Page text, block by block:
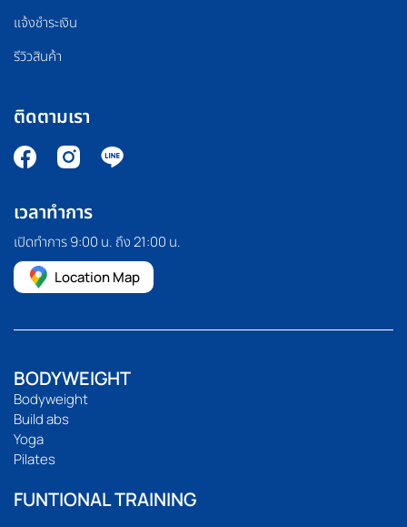
แจ้งชำระเงิน
รีวิวสินค้า
ติดตามเรา
เวลาทำการ
เปิดทำการ 9:00 น. ถึง 21:00 น.
Location Map
BODYWEIGHT
Bodyweight
Build abs
Yoga
Pilates
FUNTIONAL TRAINING